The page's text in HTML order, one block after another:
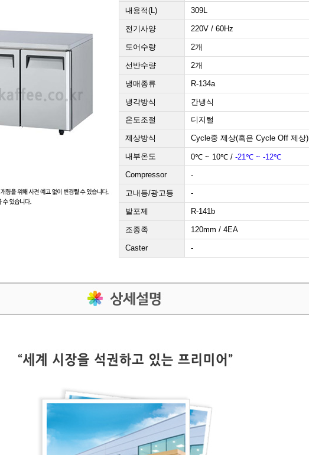
내용적(L) 309L
전기사양 220V / 60Hz
도어수량 2개
선반수량 2개
냉매종류 R-134a
냉각방식
간냉식
온도조절
디지털
제상방식 Cycle중 제상(혹은 Cycle Off 제상)
내부온도 0℃ ~ 10℃ / -21℃ ~ -12℃
Compressor
-
고내등/광고등 -
발포제 R-141b
조종족 120mm / 4EA
Caster -